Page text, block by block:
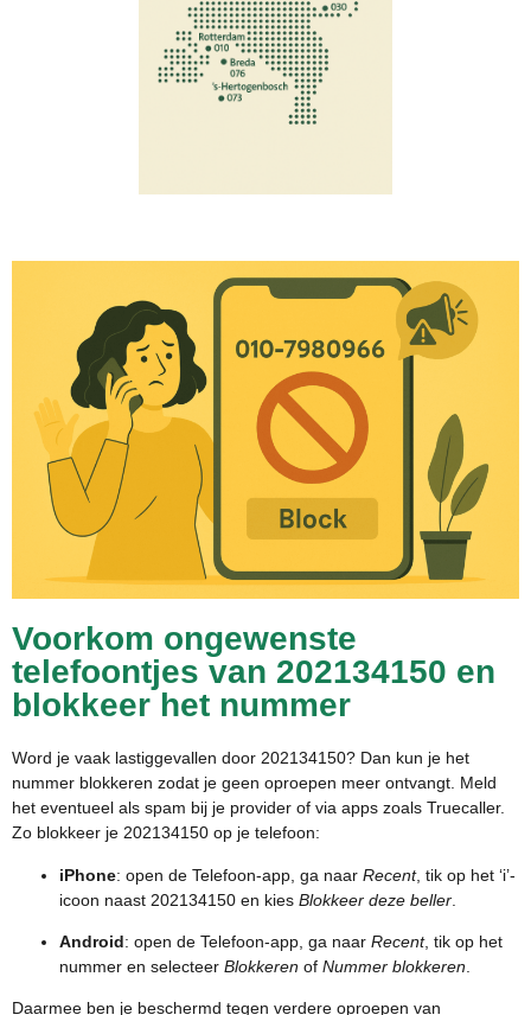
Voorkom ongewenste
telefoontjes van 202134150 en
blokkeer het nummer
Word je vaak lastiggevallen door 202134150? Dan kun je het
nummer blokkeren zodat je geen oproepen meer ontvangt. Meld
het eventueel als spam bij je provider of via apps zoals Truecaller.
Zo blokkeer je 202134150 op je telefoon:
iPhone: open de Telefoon-app, ga naar Recent, tik op het ‘i’-
icoon naast 202134150 en kies Blokkeer deze beller
Android: open de Telefoon-app, ga naar Recent, tik op het
nummer en selecteer Blokkeren of Nummer blokkeren
Daarmee ben je beschermd tegen verdere oproepen van